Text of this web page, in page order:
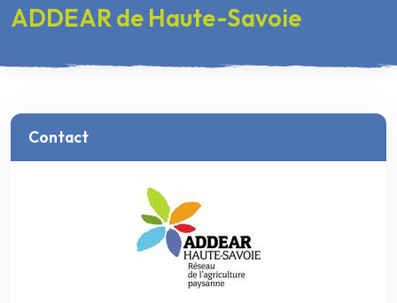
ADDEAR de Haute-Savoie
Contact